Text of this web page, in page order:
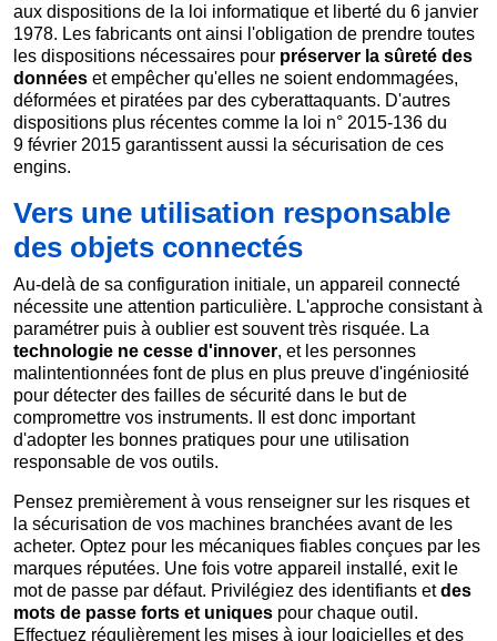
aux dispositions de la loi informatique et liberté du 6 janvier
1978. Les fabricants ont ainsi l'obligation de prendre toutes
les dispositions nécessaires pour préserver la sûreté des
données et empêcher qu'elles ne soient endommagées,
déformées et piratées par des cyberattaquants. D'autres
dispositions plus récentes comme la loi n° 2015-136 du
9 février 2015 garantissent aussi la sécurisation de ces
engins.
Vers une utilisation responsable
des objets connectés
Au-delà de sa configuration initiale, un appareil connecté
nécessite une attention particulière. L'approche consistant à
paramétrer puis à oublier est souvent très risquée. La
technologie ne cesse d'innover, et les personnes
malintentionnées font de plus en plus preuve d'ingéniosité
pour détecter des failles de sécurité dans le but de
compromettre vos instruments. Il est donc important
d'adopter les bonnes pratiques pour une utilisation
responsable de vos outils.
Pensez premièrement à vous renseigner sur les risques et
la sécurisation de vos machines branchées avant de les
acheter. Optez pour les mécaniques fiables conçues par les
marques réputées. Une fois votre appareil installé, exit le
mot de passe par défaut. Privilégiez des identifiants etdes
mots de passe forts et uniques pour chaque outil.
Effectuez régulièrement les mises à jour logicielles et des